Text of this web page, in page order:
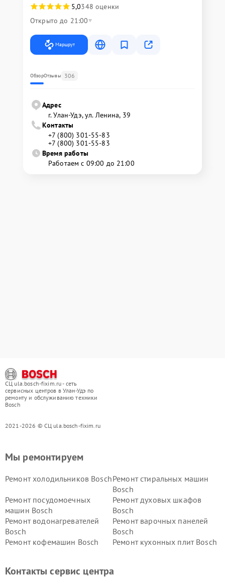
5,0348 оценки
Открыто до 21:00
Маршрут
ОбзорОтзывы 306
Адрес
г. Улан-Удэ, ул. Ленина, 39
Контакты
+7 (800) 301-55-83
+7 (800) 301-55-83
Время работы
Работаем с 09:00 до 21:00
СЦ ula.bosch-fixim.ru - сеть
сервисных центров в Улан-Удэ по
ремонту и обслуживанию техники
Bosch
2021-2026 © СЦ ula.bosch-fixim.ru
Мы ремонтируем
Ремонт холодильников BoschРемонт стиральных машин
Bosch
Ремонт посудомоечных
машин Bosch
Ремонт духовых шкафов
Bosch
Ремонт водонагревателей
Bosch
Ремонт варочных панелей
Bosch
Ремонт кофемашин Bosch
Ремонт кухонных плит Bosch
Ремонт сушильных автоматовРемонт морозильных камер
Контакты сервис центра